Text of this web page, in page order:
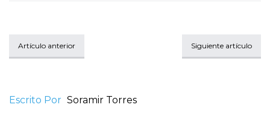
Artículo anterior Siguiente artículo
Escrito Por Soramir Torres